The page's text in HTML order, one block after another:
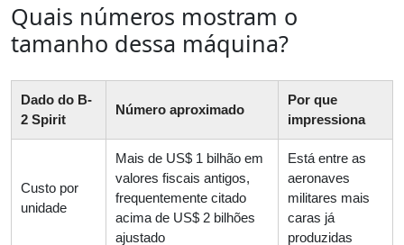
Quais números mostram o
tamanho dessa máquina?
Dado do B-
2 Spirit
Número aproximado
Por que
impressiona
Custo por
unidade
Mais de US$ 1 bilhão em
valores fiscais antigos,
frequentemente citado
acima de US$ 2 bilhões
ajustado
Está entre as
aeronaves
militares mais
caras já
produzidas